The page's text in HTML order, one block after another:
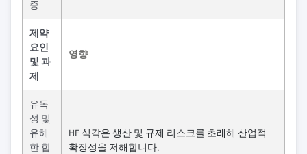
증
제약
요인
및 과
제
영향
유독
성 및
유해
한 합
HF 식각은 생산 및 규제 리스크를 초래해 산업적
확장성을 저해합니다.